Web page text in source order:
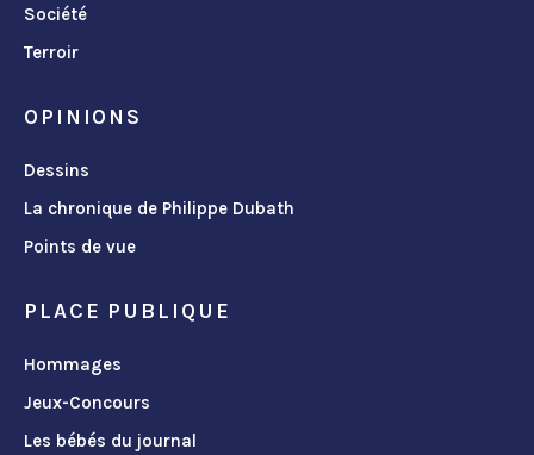
Société
Terroir
OPINIONS
Dessins
La chronique de Philippe Dubath
Points de vue
PLACE PUBLIQUE
Hommages
Jeux-Concours
Les bébés du journal